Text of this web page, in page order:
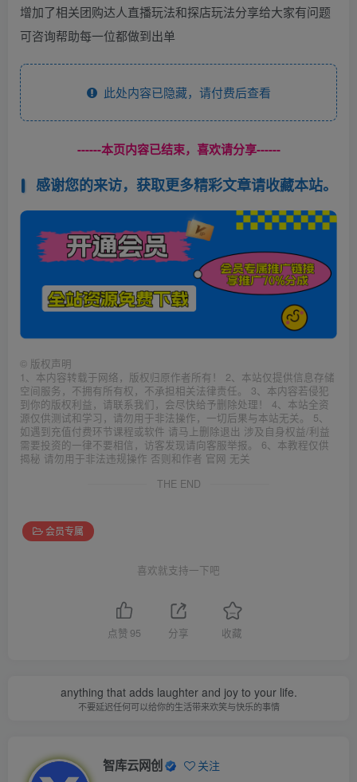
增加了相关团购达人直播玩法和探店玩法分享给大家有问题
可咨询帮助每一位都做到出单
此处内容已隐藏，请付费后查看
------本页内容已结束，喜欢请分享------
感谢您的来访，获取更多精彩文章请收藏本站。
© 版权声明
1、本内容转载于网络，版权归原作者所有！ 2、本站仅提供信息存储
空间服务，不拥有所有权，不承担相关法律责任。 3、本内容若侵犯
到你的版权利益，请联系我们，会尽快给予删除处理！ 4、本站全资
源仅供测试和学习，请勿用于非法操作，一切后果与本站无关。 5、
如遇到充值付费环节课程或软件 请马上删除退出 涉及自身权益/利益
需要投资的一律不要相信，访客发现请向客服举报。 6、本教程仅供
揭秘 请勿用于非法违规操作 否则和作者 官网 无关
THE END
会员专属
喜欢就支持一下吧
点赞 95 分享 收藏
anything that adds laughter and joy to your life.
不要延迟任何可以给你的生活带来欢笑与快乐的事情
智库云网创 关注